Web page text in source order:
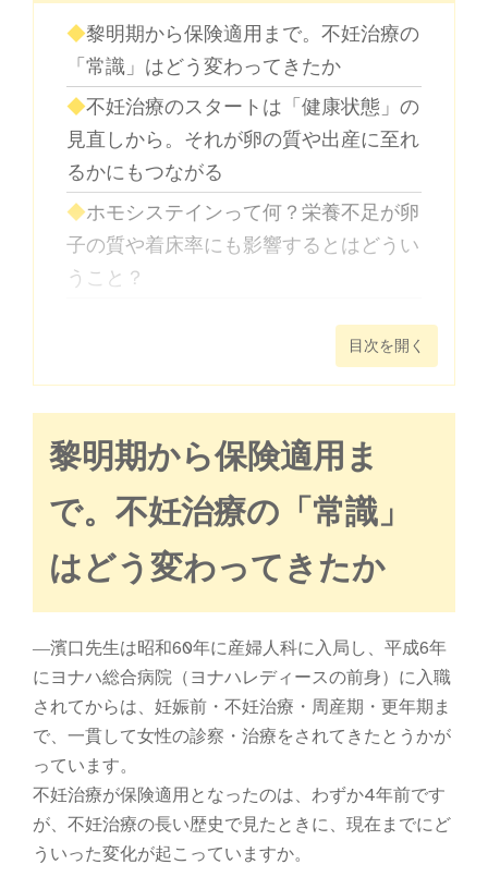
黎明期から保険適用まで。不妊治療の
「常識」はどう変わってきたか
不妊治療のスタートは「健康状態」の
見直しから。それが卵の質や出産に至れ
るかにもつながる
ホモシステインって何？栄養不足が卵
子の質や着床率にも影響するとはどうい
うこと？
ぐ。20〜30代の妊娠率向上にもつなが
った細菌検査
手入れするように、体の内側を整える
今回お話を伺った医師
目次を開く
黎明期から保険適用ま
で。不妊治療の「常識」
はどう変わってきたか
―濱口先生は昭和60年に産婦人科に入局し、平成6年
にヨナハ総合病院（ヨナハレディースの前身）に入職
されてからは、妊娠前・不妊治療・周産期・更年期ま
で、一貫して女性の診察・治療をされてきたとうかが
っています。
不妊治療が保険適用となったのは、わずか4年前です
が、不妊治療の長い歴史で見たときに、現在までにど
ういった変化が起こっていますか。